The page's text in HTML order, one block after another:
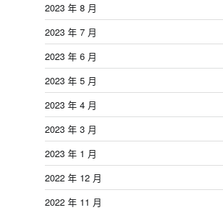
2023 年 8 月
2023 年 7 月
2023 年 6 月
2023 年 5 月
2023 年 4 月
2023 年 3 月
2023 年 1 月
2022 年 12 月
2022 年 11 月